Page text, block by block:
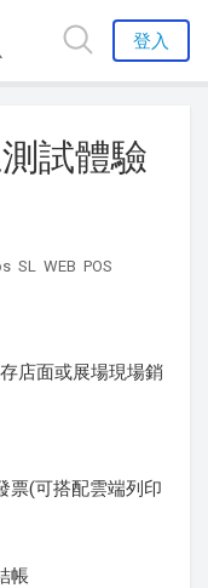
登入
試體驗
SL WEB POS
店面或展場現場銷
票(可搭配雲端列印
帳